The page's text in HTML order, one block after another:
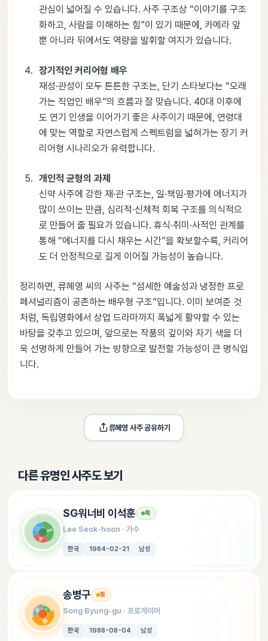
관심이 넓어질 수 있습니다. 사주 구조상 “이야기를 구조
화하고, 사람을 이해하는 힘”이 있기 때문에, 카메라 앞
뿐 아니라 뒤에서도 역량을 발휘할 여지가 있습니다.
장기적인 커리어형 배우
재성·관성이 모두 튼튼한 구조는, 단기 스타보다는 “오래
가는 직업인 배우”의 흐름과 잘 맞습니다. 40대 이후에
도 연기 인생을 이어가기 좋은 사주이기 때문에, 연령대
에 맞는 역할로 자연스럽게 스펙트럼을 넓혀가는 장기 커
리어형 시나리오가 유력합니다.
개인적 균형의 과제
신약 사주에 강한 재·관 구조는, 일·책임·평가에 에너지가
많이 쓰이는 만큼, 심리적·신체적 회복 구조를 의식적으
로 만들어 줄 필요가 있습니다. 휴식·취미·사적인 관계를
통해 “에너지를 다시 채우는 시간”을 확보할수록, 커리어
도 더 안정적으로 길게 이어질 가능성이 높습니다.
정리하면, 류혜영 씨의 사주는 “섬세한 예술성과 냉정한 프로
페셔널리즘이 공존하는 배우형 구조”입니다. 이미 보여준 것
처럼, 독립영화에서 상업 드라마까지 폭넓게 활약할 수 있는
바탕을 갖추고 있으며, 앞으로는 작품의 깊이와 자기 색을 더
욱 선명하게 만들어 가는 방향으로 발전할 가능성이 큰 명식입
니다.
류혜영 사주 공유하기
다른 유명인 사주도 보기
SG워너비 이석훈 목
Lee Seok-hoon · 가수
한국 1984-02-21 남성
송병구 토
Song Byung-gu · 프로게이머
한국 1988-08-04 남성